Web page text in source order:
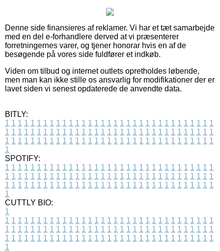
Denne side finansieres af reklamer. Vi har et tæt samarbejde
med en del e-forhandlere derved at vi præsenterer
forretningernes varer, og tjener honorar hvis en af de
besøgende på vores side fuldfører et indkøb.
Viden om tilbud og internet outlets opretholdes løbende,
men man kan ikke stille os ansvarlig for modifikationer der er
lavet siden vi senest opdaterede de anvendte data.
BITLY:
1 1 1 1 1 1 1 1 1 1 1 1 1 1 1 1 1 1 1 1 1 1 1 1 1 1 1 1 1 1 1 1 1
1 1 1 1 1 1 1 1 1 1 1 1 1 1 1 1 1 1 1 1 1 1 1 1 1 1 1 1 1 1 1 1 1
1 1 1 1 1 1 1 1 1 1 1 1 1 1 1 1 1 1 1 1 1 1 1 1 1 1 1 1 1 1 1 1 1
1
SPOTIFY:
1 1 1 1 1 1 1 1 1 1 1 1 1 1 1 1 1 1 1 1 1 1 1 1 1 1 1 1 1 1 1 1 1
1 1 1 1 1 1 1 1 1 1 1 1 1 1 1 1 1 1 1 1 1 1 1 1 1 1 1 1 1 1 1 1 1
1 1 1 1 1 1 1 1 1 1 1 1 1 1 1 1 1 1 1 1 1 1 1 1 1 1 1 1 1 1 1 1 1
1
CUTTLY BIO:
1
1 1 1 1 1 1 1 1 1 1 1 1 1 1 1 1 1 1 1 1 1 1 1 1 1 1 1 1 1 1 1 1 1
1 1 1 1 1 1 1 1 1 1 1 1 1 1 1 1 1 1 1 1 1 1 1 1 1 1 1 1 1 1 1 1 1
1 1 1 1 1 1 1 1 1 1 1 1 1 1 1 1 1 1 1 1 1 1 1 1 1 1 1 1 1 1 1 1 1
1